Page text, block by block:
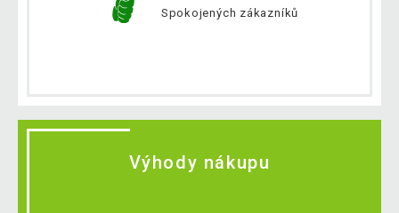
Spokojených zákazníků
Výhody nákupu